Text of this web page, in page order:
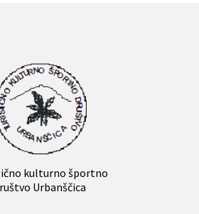
kulturno športno
Urbanščica